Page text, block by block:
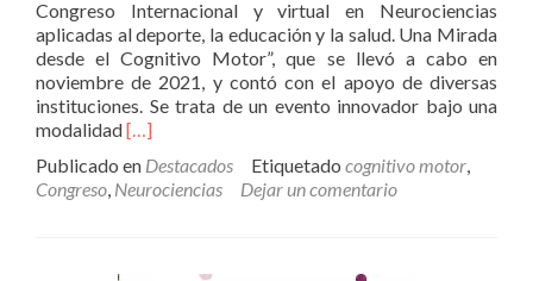
Congreso Internacional y virtual en Neurociencias
aplicadas al deporte, la educación y la salud. Una Mirada
desde el Cognitivo Motor”, que se llevó a cabo en
noviembre de 2021, y contó con el apoyo de diversas
instituciones. Se trata de un evento innovador bajo una
modalidadLeer
sobreReviví
el
[…]
Publicado en Destacados Etiquetado cognitivo motor
Congreso Neurociencias Dejar un comentario